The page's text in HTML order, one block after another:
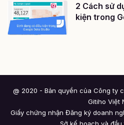
2 Cách sử
kiện trong
@ 2020 - Bản quyền của Công ty
Gitiho Việt
Giấy chứng nhận Đăng ký doanh